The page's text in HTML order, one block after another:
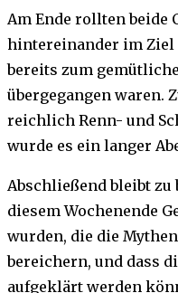
Am Ende rollten beide
hintereinander im Ziel
bereits zum
übergegangen waren.
reichlich Renn- und
wurde es ein langer
Abschließend bleibt zu
diesem Wochenende
wurden, die die
bereichern, und dass
aufgeklärt werden